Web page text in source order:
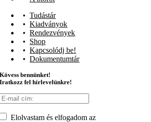
Tudástár
Kiadványok
Rendezvények
Shop
Kapcsolódj be!
Dokumentumtár
Kövess bennünket!
Iratkozz fel hírlevelünkre!
Elolvastam és elfogadom az